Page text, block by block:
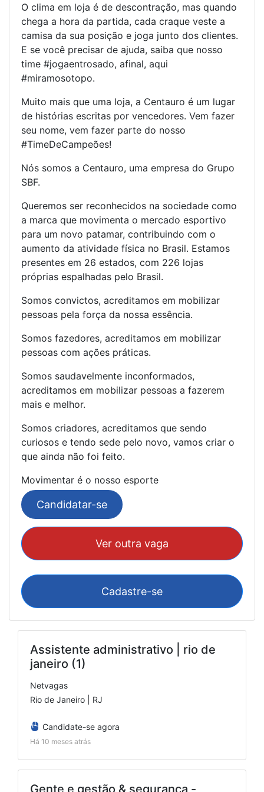
O clima em loja é de descontração, mas quando
chega a hora da partida, cada craque veste a
camisa da sua posição e joga junto dos clientes.
E se você precisar de ajuda, saiba que nosso
time #jogaentrosado, afinal, aqui
#miramosotopo.
Muito mais que uma loja, a Centauro é um lugar
de histórias escritas por vencedores. Vem fazer
seu nome, vem fazer parte do nosso
#TimeDeCampeões!
Nós somos a Centauro, uma empresa do Grupo
SBF.
Queremos ser reconhecidos na sociedade como
a marca que movimenta o mercado esportivo
para um novo patamar, contribuindo com o
aumento da atividade física no Brasil. Estamos
presentes em 26 estados, com 226 lojas
próprias espalhadas pelo Brasil.
Somos convictos, acreditamos em mobilizar
pessoas pela força da nossa essência.
Somos fazedores, acreditamos em mobilizar
pessoas com ações práticas.
Somos saudavelmente inconformados,
acreditamos em mobilizar pessoas a fazerem
mais e melhor.
Somos criadores, acreditamos que sendo
curiosos e tendo sede pelo novo, vamos criar o
que ainda não foi feito.
Movimentar é o nosso esporte
Candidatar-se
Ver outra vaga
Cadastre-se
Assistente administrativo | rio de
janeiro (1)
Netvagas
Rio de Janeiro | RJ
Candidate-se agora
Há 10 meses atrás
Gente e gestão & segurança -